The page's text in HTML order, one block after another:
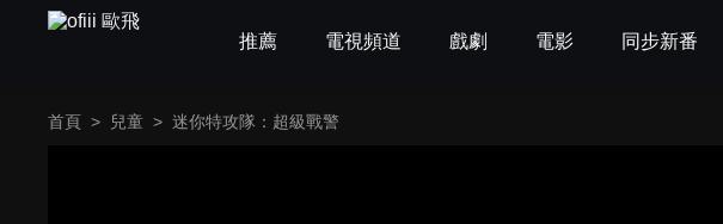
推薦 電視頻道 戲劇 電影 同步新番
首頁 > 兒童 > 迷你特攻隊：超級戰警